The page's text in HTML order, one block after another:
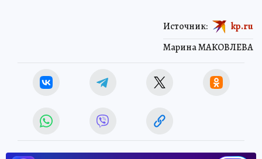
Марина МАКОВЛЕВА
Источник: kp.ru